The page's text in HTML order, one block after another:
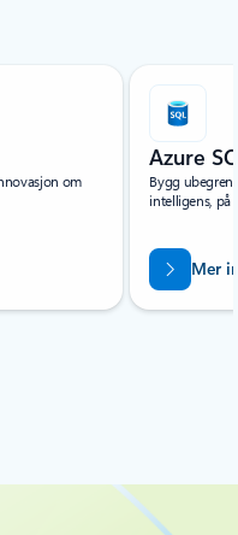
for hurtigstarter og
for hurtigstarter og
for hurtigstarter
om
Azure
Bygg
intelligens, på
Mer
hurtigstarter og